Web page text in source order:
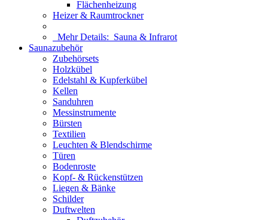
Flächenheizung
Heizer & Raumtrockner
Mehr Details: Sauna & Infrarot
Saunazubehör
Zubehörsets
Holzkübel
Edelstahl & Kupferkübel
Kellen
Sanduhren
Messinstrumente
Bürsten
Textilien
Leuchten & Blendschirme
Türen
Bodenroste
Kopf- & Rückenstützen
Liegen & Bänke
Schilder
Duftwelten